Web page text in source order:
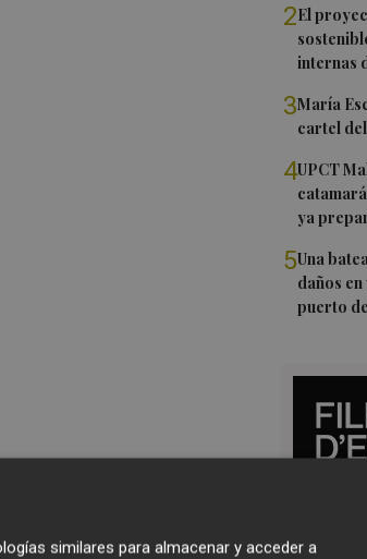
2El
internas
3María
cartel
4UPCT
ya
5Una
daños
puerto
similares para almacenar y acceder a